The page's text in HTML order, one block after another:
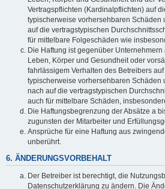
Vertragspflichten (Kardinalpflichten) auf
typischerweise vorhersehbaren Schäden
auf die vertragstypischen
für mittelbare Folgeschäden wie
Die Haftung ist gegenüber
Leben, Körper und Gesundheit oder
fahrlässigem Verhalten des Betreibers
typischerweise vorhersehbaren Schäden
nach auf die vertragstypischen
auch für mittelbare Schäden,
Die Haftungsbegrenzung der Absätze a
zugunsten der Mitarbeiter und
Ansprüche für eine Haftung aus
unberührt.
6. ÄNDERUNGSVORBEHALT
Der Betreiber ist berechtigt, die
Datenschutzerklärung zu ändern. Die